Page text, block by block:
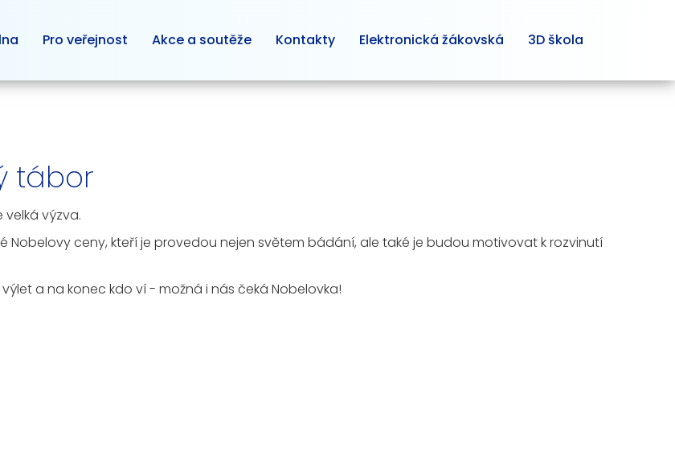
Pro veřejnost Akce a soutěže Kontakty Elektronická žákovská 3D škola
tábor
výzva.
ceny, kteří je provedou nejen světem bádání, ale také je budou motivovat k rozvinutí
a na konec kdo ví - možná i nás čeká Nobelovka!